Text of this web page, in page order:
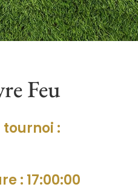
Feu
:
: 17:00:00